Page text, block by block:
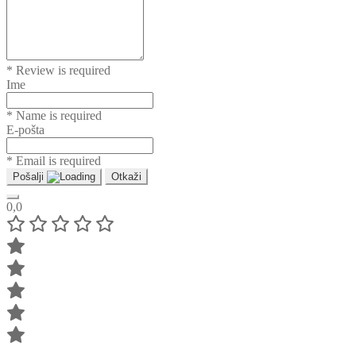
* Review is required
Ime
* Name is required
E-pošta
* Email is required
Pošalji Otkaži
0,0